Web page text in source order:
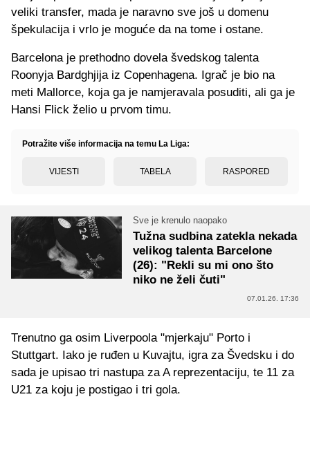
veliki transfer, mada je naravno sve još u domenu
špekulacija i vrlo je moguće da na tome i ostane.
Barcelona je prethodno dovela švedskog talenta
Roonyja Bardghjija iz Copenhagena. Igrač je bio na
meti Mallorce, koja ga je namjeravala posuditi, ali ga je
Hansi Flick želio u prvom timu.
Potražite više informacija na temu La Liga:
VIJESTI TABELA RASPORED
Sve je krenulo naopako
Tužna sudbina zatekla nekada
velikog talenta Barcelone
(26): "Rekli su mi ono što
niko ne želi čuti"
07.01.26. 17:36
Trenutno ga osim Liverpoola "mjerkaju" Porto i
Stuttgart. Iako je ruđen u Kuvajtu, igra za Švedsku i do
sada je upisao tri nastupa za A reprezentaciju, te 11 za
U21 za koju je postigao i tri gola.